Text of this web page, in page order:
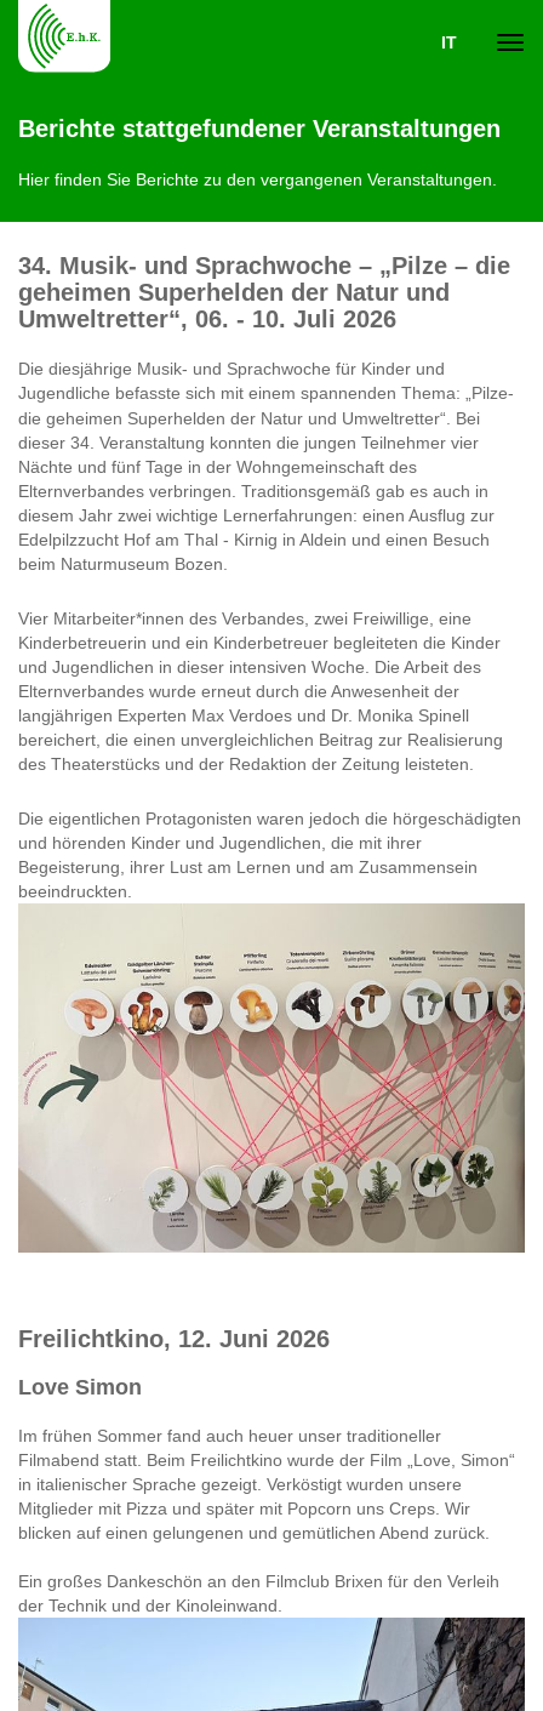
IT
Berichte stattgefundener Veranstaltungen
Hier finden Sie Berichte zu den vergangenen Veranstaltungen.
34. Musik- und Sprachwoche – „Pilze – die
geheimen Superhelden der Natur und
Umweltretter“, 06. - 10. Juli 2026
Die diesjährige Musik- und Sprachwoche für Kinder und
Jugendliche befasste sich mit einem spannenden Thema: „Pilze-
die geheimen Superhelden der Natur und Umweltretter“. Bei
dieser 34. Veranstaltung konnten die jungen Teilnehmer vier
Nächte und fünf Tage in der Wohngemeinschaft des
Elternverbandes verbringen. Traditionsgemäß gab es auch in
diesem Jahr zwei wichtige Lernerfahrungen: einen Ausflug zur
Edelpilzzucht Hof am Thal - Kirnig in Aldein und einen Besuch
beim Naturmuseum Bozen.
Vier Mitarbeiter*innen des Verbandes, zwei Freiwillige, eine
Kinderbetreuerin und ein Kinderbetreuer begleiteten die Kinder
und Jugendlichen in dieser intensiven Woche. Die Arbeit des
Elternverbandes wurde erneut durch die Anwesenheit der
langjährigen Experten Max Verdoes und Dr. Monika Spinell
bereichert, die einen unvergleichlichen Beitrag zur Realisierung
des Theaterstücks und der Redaktion der Zeitung leisteten.
Die eigentlichen Protagonisten waren jedoch die hörgeschädigten
und hörenden Kinder und Jugendlichen, die mit ihrer
Begeisterung, ihrer Lust am Lernen und am Zusammensein
beeindruckten.
Freilichtkino, 12. Juni 2026
Love Simon
Im frühen Sommer fand auch heuer unser traditioneller
Filmabend statt. Beim Freilichtkino wurde der Film „Love, Simon“
in italienischer Sprache gezeigt. Verköstigt wurden unsere
Mitglieder mit Pizza und später mit Popcorn uns Creps. Wir
blicken auf einen gelungenen und gemütlichen Abend zurück.
Ein großes Dankeschön an den Filmclub Brixen für den Verleih
der Technik und der Kinoleinwand.